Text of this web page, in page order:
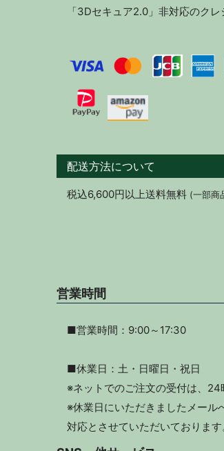
「3Dセキュア2.0」非対応のク
配送方法について
税込6,600円以上送料無料 (一部商
営業時間
■営業時間：9:00～17:30
■休業日：土・日曜日・祝日
※ネットでのご注文の受付は、24
※休業日にいただきましたメール
対応とさせていただいております